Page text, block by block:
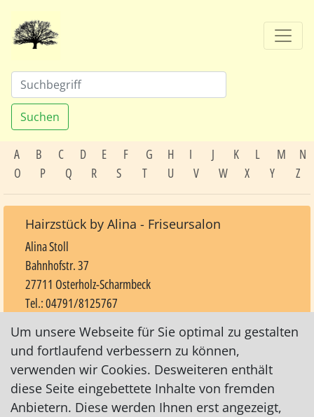
Suchen
A B C D E F G H I J K L M
N
O
P Q R S T U V W X Y Z
Hairzstück by Alina - Friseursalon
Alina Stoll
Bahnhofstr. 37
27711 Osterholz-Scharmbeck
Tel.: 04791/8125767
http://www.hairzstueck-by-alina.de
auf Facebook
Um unsere Webseite für Sie optimal zu gestalten
und fortlaufend verbessern zu können,
verwenden wir Cookies. Desweiteren enthält
diese Seite eingebettete Inhalte von fremden
Anbietern. Diese werden Ihnen erst angezeigt,